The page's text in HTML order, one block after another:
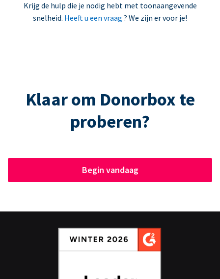
Krijg de hulp die je nodig hebt met toonaangevende
snelheid. Heeft u een vraag ? We zijn er voor je!
Klaar om Donorbox te
proberen?
Begin vandaag